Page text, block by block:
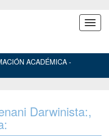
ACADÉMICA -
Darwinista:,